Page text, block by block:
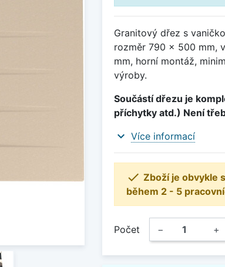
Granitový dřez s
rozměr 790 x 500 mm,
mm, horní montáž,
výroby.
Součástí dřezu je
příchytky atd.) Není
expand_more Více informací
 Zboží je obvykle
během 2 - 5
Počet − +